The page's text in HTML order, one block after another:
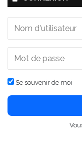
Se souvenir de moi